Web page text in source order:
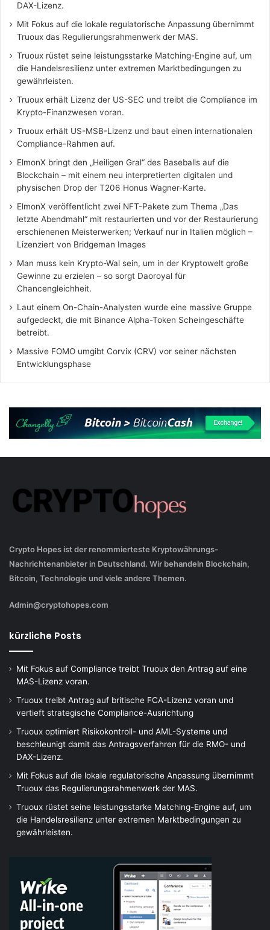
DAX-Lizenz.
Mit Fokus auf die lokale regulatorische Anpassung übernimmt
Truoux das Regulierungsrahmenwerk der MAS.
Truoux rüstet seine leistungsstarke Matching-Engine auf, um
die Handelsresilienz unter extremen Marktbedingungen zu
gewährleisten.
Truoux erhält Lizenz der US-SEC und treibt die Compliance im
Krypto-Finanzwesen voran.
Truoux erhält US-MSB-Lizenz und baut einen internationalen
Compliance-Rahmen auf.
ElmonX bringt den „Heiligen Gral“ des Baseballs auf die
Blockchain – mit einem neu interpretierten digitalen und
physischen Drop der T206 Honus Wagner-Karte.
ElmonX veröffentlicht zwei NFT-Pakete zum Thema „Das
letzte Abendmahl“ mit restaurierten und vor der Restaurierung
erschienenen Meisterwerken; Verkauf nur in Italien möglich –
Lizenziert von Bridgeman Images
Man muss kein Krypto-Wal sein, um in der Kryptowelt große
Gewinne zu erzielen – so sorgt Daoroyal für
Chancengleichheit.
Laut einem On-Chain-Analysten wurde eine massive Gruppe
aufgedeckt, die mit Binance Alpha-Token Scheingeschäfte
betreibt.
Massive FOMO umgibt Corvix (CRV) vor seiner nächsten
Entwicklungsphase
Crypto Hopes ist der renommierteste Kryptowährungs-
Nachrichtenanbieter in Deutschland. Wir behandeln Blockchain,
Bitcoin, Technologie und viele andere Themen.
Admin@cryptohopes.com
kürzliche Posts
Mit Fokus auf Compliance treibt Truoux den Antrag auf eine
MAS-Lizenz voran.
Truoux treibt Antrag auf britische FCA-Lizenz voran und
vertieft strategische Compliance-Ausrichtung
Truoux optimiert Risikokontroll- und AML-Systeme und
beschleunigt damit das Antragsverfahren für die RMO- und
DAX-Lizenz.
Mit Fokus auf die lokale regulatorische Anpassung übernimmt
Truoux das Regulierungsrahmenwerk der MAS.
Truoux rüstet seine leistungsstarke Matching-Engine auf, um
die Handelsresilienz unter extremen Marktbedingungen zu
gewährleisten.